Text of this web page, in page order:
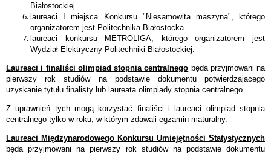
Białostockiej
laureaci I miejsca Konkursu "Niesamowita maszyna", którego
organizatorem jest Politechnika Białostocka
laureaci konkursu METROLIGA, którego organizatorem jest
Wydział Elektryczny Politechniki Białostockiej.
Laureaci i finaliści olimpiad stopnia centralnego będą przyjmowani na
pierwszy rok studiów na podstawie dokumentu potwierdzającego
uzyskanie tytułu finalisty lub laureata olimpiady stopnia centralnego.
Z uprawnień tych mogą korzystać finaliści i laureaci olimpiad stopnia
centralnego tylko w roku, w którym zdawali egzamin maturalny.
Laureaci Międzynarodowego Konkursu Umiejętności Statystycznych
będą przyjmowani na pierwszy rok studiów na podstawie dokumentu